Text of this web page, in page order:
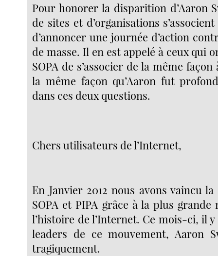
Pour honorer la disparition d’Aaron
de sites et d’organisations
d’annoncer une journée d’action
de masse. Il en est appelé à ceux qui
SOPA de s’associer de la même
la même façon qu’Aaron fut
dans ces deux questions.
Chers utilisateurs de l’Internet,
En Janvier 2012 nous avons vaincu
SOPA et PIPA grâce à la plus
l’histoire de l’Internet. Ce mois-ci, il y
leaders de ce mouvement, Aaron
tragiquement.